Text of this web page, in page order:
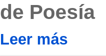
de Poesía
Leer más